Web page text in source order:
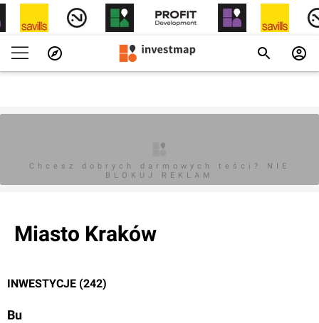
Chcesz dobrych darmowych teści? NIE
BLOKUJ REKLAM
Miasto Kraków
INWESTYCJE (242)
Bu